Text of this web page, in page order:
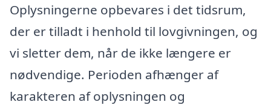
Oplysningerne opbevares i det tidsrum,
der er tilladt i henhold til lovgivningen, og
vi sletter dem, når de ikke længere er
nødvendige. Perioden afhænger af
karakteren af oplysningen og